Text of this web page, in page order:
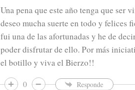
Una pena que este año tenga que ser
deseo mucha suerte en todo y felices
fui una de las afortunadas y he de
poder disfrutar de ello. Por más
el botillo y viva el Bierzo!!
0 Responde